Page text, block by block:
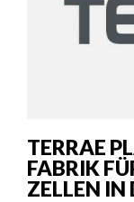
TERRAE
FABRIK
ZELLEN